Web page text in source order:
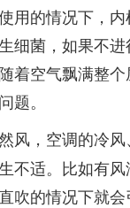
用的情况下，
细菌，如果不
着空气飘满整
题。
风，空调的冷
不适。比如有
吹的情况下就